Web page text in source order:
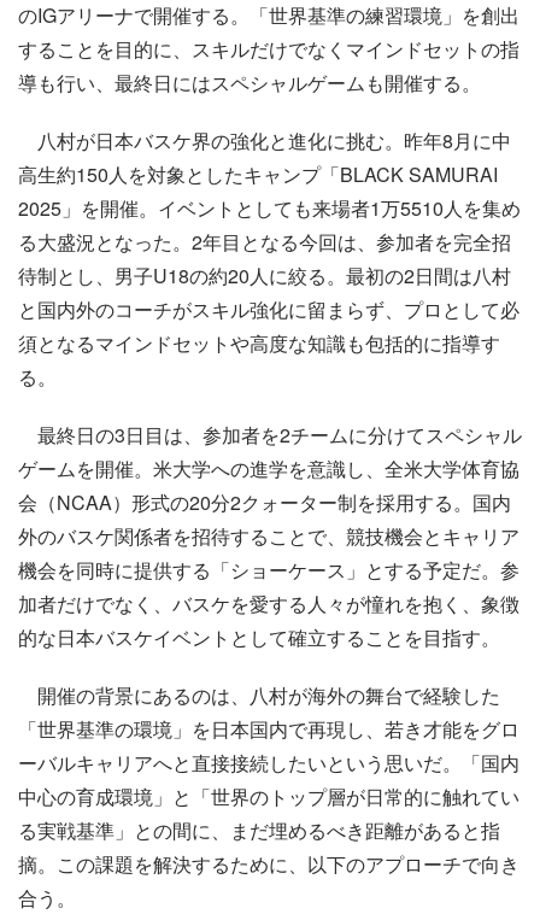
のIGアリーナで開催する。「世界基準の練習環境」を創出
することを目的に、スキルだけでなくマインドセットの指
導も行い、最終日にはスペシャルゲームも開催する。
八村が日本バスケ界の強化と進化に挑む。昨年8月に中
高生約150人を対象としたキャンプ「BLACK SAMURAI
2025」を開催。イベントとしても来場者1万5510人を集め
る大盛況となった。2年目となる今回は、参加者を完全招
待制とし、男子U18の約20人に絞る。最初の2日間は八村
と国内外のコーチがスキル強化に留まらず、プロとして必
須となるマインドセットや高度な知識も包括的に指導す
る。
最終日の3日目は、参加者を2チームに分けてスペシャル
ゲームを開催。米大学への進学を意識し、全米大学体育協
会（NCAA）形式の20分2クォーター制を採用する。国内
外のバスケ関係者を招待することで、競技機会とキャリア
機会を同時に提供する「ショーケース」とする予定だ。参
加者だけでなく、バスケを愛する人々が憧れを抱く、象徴
的な日本バスケイベントとして確立することを目指す。
開催の背景にあるのは、八村が海外の舞台で経験した
「世界基準の環境」を日本国内で再現し、若き才能をグロ
ーバルキャリアへと直接接続したいという思いだ。「国内
中心の育成環境」と「世界のトップ層が日常的に触れてい
る実戦基準」との間に、まだ埋めるべき距離があると指
摘。この課題を解決するために、以下のアプローチで向き
合う。